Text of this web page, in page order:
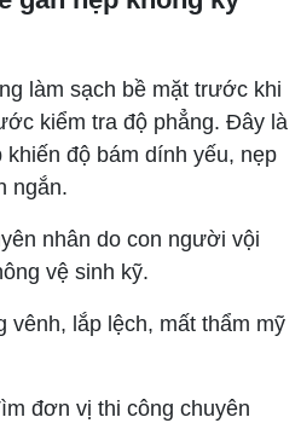
làm sạch bề mặt trước khi
kiểm tra độ phẳng. Đây là
độ bám dính yếu, nẹp
ngắn.
nhân do con người vội
vệ sinh kỹ.
vênh, lắp lệch, mất thẩm mỹ
đơn vị thi công chuyên